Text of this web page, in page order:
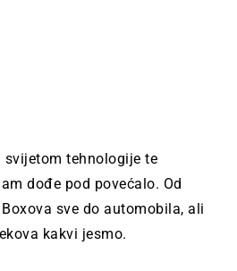
tehnologije te
dođe pod povećalo. Od
sve do automobila, ali
kakvi jesmo.